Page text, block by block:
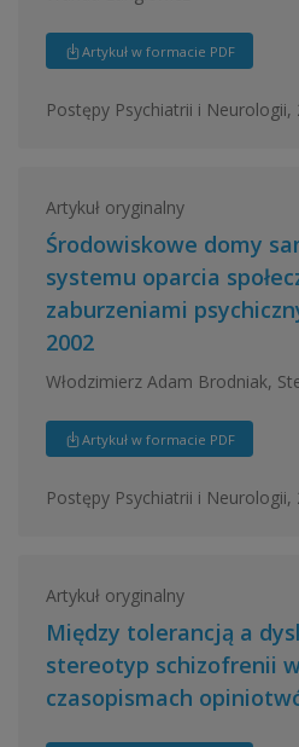
Artykuł w formacie PDF
Postępy Psychiatrii i Neurologii,
Artykuł oryginalny
Środowiskowe domy
systemu oparcia
zaburzeniami
2002
Włodzimierz Adam Brodniak,
Artykuł w formacie PDF
Postępy Psychiatrii i Neurologii,
Artykuł oryginalny
Między tolerancją a
stereotyp schizofrenii
czasopismach